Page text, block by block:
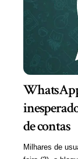
de contas
Milhares de